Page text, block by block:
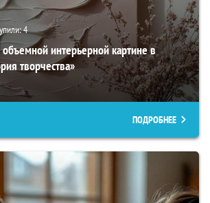
4
интерьерной картине в
творчества»
ПОДРОБНЕЕ